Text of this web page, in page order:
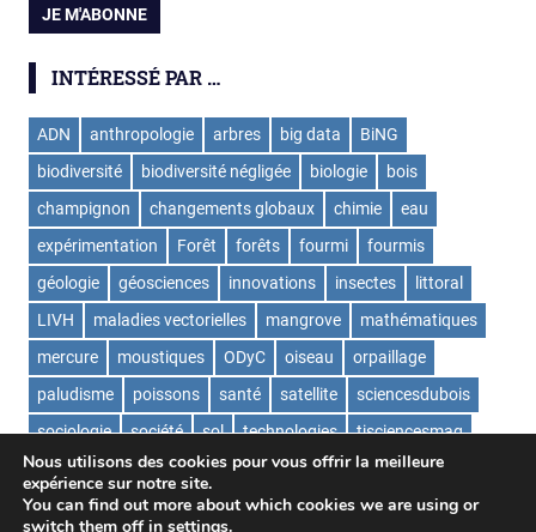
INTÉRESSÉ PAR …
ADN anthropologie arbres big data
BiNG
biodiversité
biodiversité négligée biologie
bois
champignon
changements globaux chimie
eau
expérimentation
Forêt forêts fourmi
fourmis
géologie
géosciences innovations insectes
littoral
LIVH
maladies vectorielles mangrove
mathématiques
mercure
moustiques ODyC oiseau
orpaillage
paludisme
poissons santé satellite
sciencesdubois
sociologie
société sol technologies
tisciencesmag
ValorExtract
virus écologie
Nous utilisons des cookies pour vous offrir la meilleure
expérience sur notre site.
You can find out more about which cookies we are using or
switch them off in settings.